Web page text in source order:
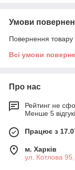
Умови
Повернення товару
Всі умови
Про нас
Рейтинг не
Менше 5
Працює з
м. Харків
ул. Котлова